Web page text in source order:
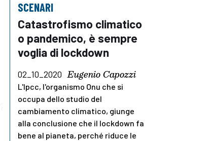
SCENARI
Catastrofismo climatico
o pandemico, è sempre
voglia di lockdown
02_10_2020 Eugenio Capozzi
L'Ipcc, l'organismo Onu che si
occupa dello studio del
cambiamento climatico, giunge
alla conclusione che il lockdown fa
bene al pianeta, perché riduce le